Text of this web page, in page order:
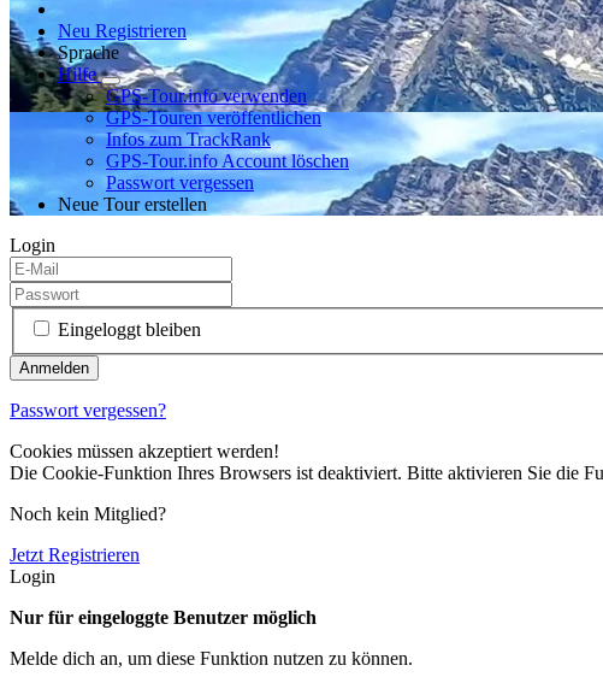
Neu Registrieren
Sprache
Hilfe
GPS-Tour.info verwenden
GPS-Touren veröffentlichen
Infos zum TrackRank
GPS-Tour.info Account löschen
Passwort vergessen
Neue Tour erstellen
Login
Eingeloggt bleiben
Passwort vergessen?
Cookies müssen akzeptiert werden!
Die Cookie-Funktion Ihres Browsers ist deaktiviert. Bitte aktivieren Sie die
Noch kein Mitglied?
Jetzt Registrieren
Login
Nur für eingeloggte Benutzer möglich
Melde dich an, um diese Funktion nutzen zu können.